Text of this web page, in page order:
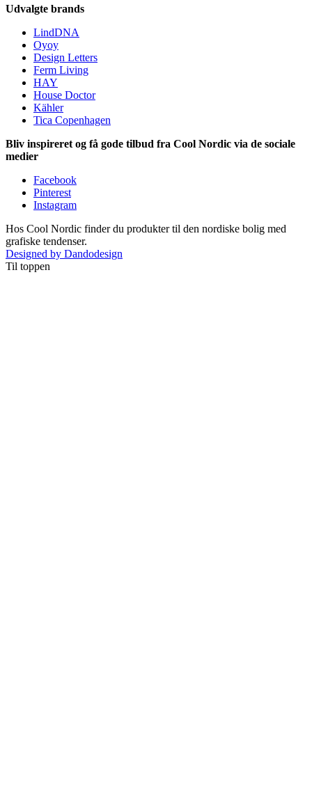
Udvalgte brands
LindDNA
Oyoy
Design Letters
Ferm Living
HAY
House Doctor
Kähler
Tica Copenhagen
Bliv inspireret og få gode tilbud fra Cool Nordic via de sociale
medier
Facebook
Pinterest
Instagram
Hos Cool Nordic finder du produkter til den nordiske bolig med
grafiske tendenser.
Designed by Dandodesign
Til toppen